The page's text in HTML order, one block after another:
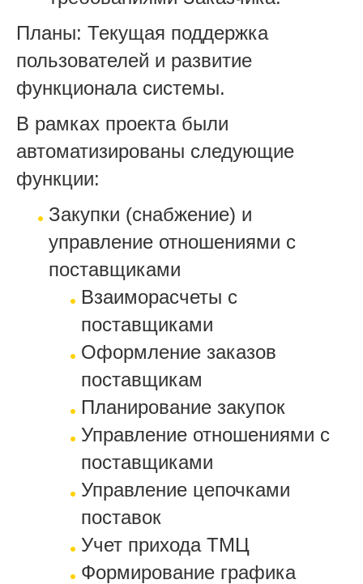
Планы: Текущая поддержка
пользователей и развитие
функционала системы.
В рамках проекта были
автоматизированы следующие
функции:
Закупки (снабжение) и
управление отношениями с
поставщиками
Взаиморасчеты с
поставщиками
Оформление заказов
поставщикам
Планирование закупок
Управление отношениями с
поставщиками
Управление цепочками
поставок
Учет прихода ТМЦ
Формирование графика